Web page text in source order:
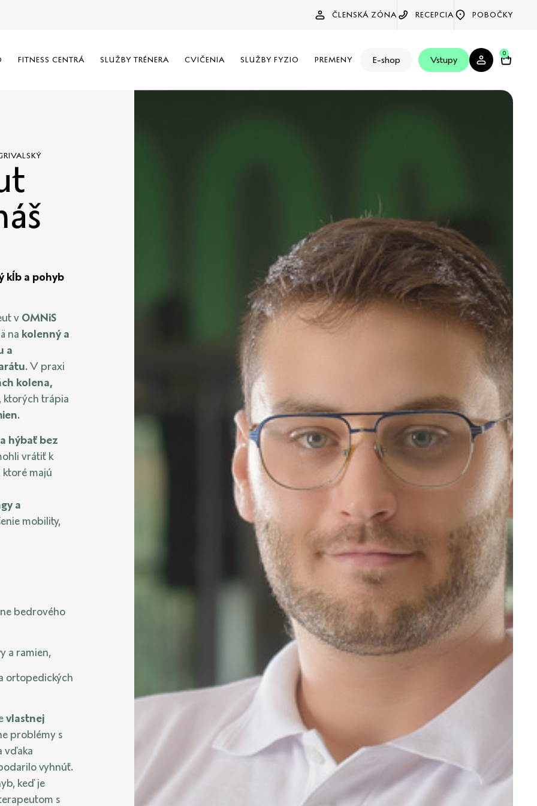
ČLENSKÁ ZÓNA RECEPCIA POBOČKY
FITNESS CENTRÁ SLUŽBY TRÉNERA CVIČENIA SLUŽBY FYZIO PREMENY E-shop Vstupy
0
kĺb a pohyb
v OMNiS
na kolenný a
a
. V praxi
kolena,
ktorých trápia
.
hýbať bez
vrátiť k
majú
a
mobility,
bedrového
a ramien,
ortopedických
vlastnej
problémy s
vďaka
vyhnúť.
keď je
s